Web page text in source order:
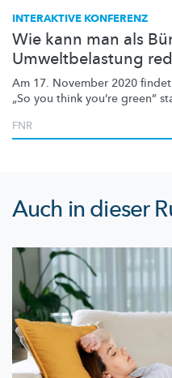
INTERAKTIVE KONFERENZ
Wie kann man als
Umweltbelastung
Am 17. November 2020
„So you think you’re green”
FNR
Auch in dieser